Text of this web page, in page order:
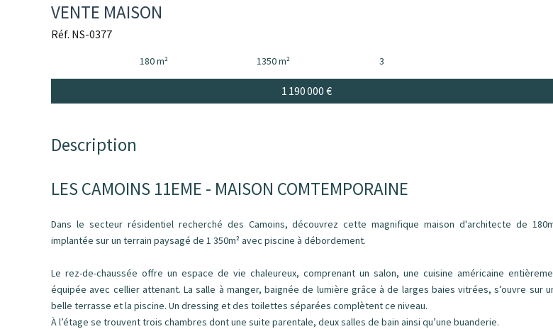
VENTE MAISON
Réf. NS-0377
180 m² 1350 m² 3
1 190 000 €
Description
LES CAMOINS 11EME - MAISON COMTEMPORAINE
Dans le secteur résidentiel recherché des Camoins, découvrez cette magnifique maison d'architecte de
implantée sur un terrain paysagé de 1 350m² avec piscine à débordement.
Le rez-de-chaussée offre un espace de vie chaleureux, comprenant un salon, une cuisine américaine
équipée avec cellier attenant. La salle à manger, baignée de lumière grâce à de larges baies vitrées, s’ouvre sur
belle terrasse et la piscine. Un dressing et des toilettes séparées complètent ce niveau.
À l’étage se trouvent trois chambres dont une suite parentale, deux salles de bain ainsi qu’une buanderie.